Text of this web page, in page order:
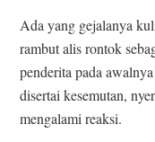
Ada yang gejalanya
rambut alis rontok
penderita pada
disertai kesemutan,
mengalami reaksi.